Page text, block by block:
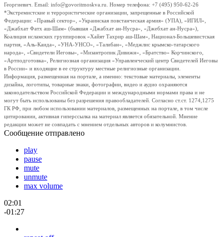
Георгиевич. Email: info@govoritmoskva.ru. Номер телефона: +7 (495) 950-62-26
*Экстремистские и террористические организации, запрещенные в Российской
Федерации: «Правый сектор», «Украинская повстанческая армия» (УПА), «ИГИЛ»,
«Джабхат Фатх аш-Шам» (бывшая «Джабхат ан-Нусра», «Джебхат ан-Нусра»),
Коалиция исламских группировок «Хайят Тахрир аш-Шам», Национал-Большевистская
партия, «Аль-Каида», «УНА-УНСО», «Талибан», «Меджлис крымско-татарского
народа», «Свидетели Иеговы», «Мизантропик Дивижн», «Братство» Корчинского,
«Артподготовка», Религиозная организация «Управленческий центр Свидетелей Иеговы
в России» и входящие в ее структуру местные религиозные организации.
Информация, размещенная на портале, а именно: текстовые материалы, элементы
дизайна, логотипы, товарные знаки, фотографии, видео и аудио охраняются
законодательством Российской Федерации и международными нормами права и не
могут быть использованы без разрешения правообладателей. Согласно ст.ст. 1274,1275
ГК РФ, при любом использовании материалов, размещенных на портале, в том числе
цитировании, активная гиперссылка на материал является обязательной. Мнение
редакции может не совпадать с мнением отдельных авторов и колумнистов.
Сообщение отправлено
play
pause
mute
unmute
max volume
02:01
-01:27